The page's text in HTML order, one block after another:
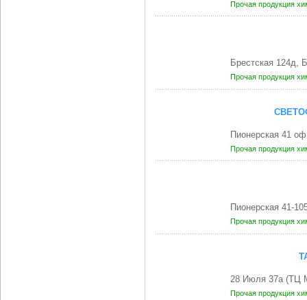
Прочая продукция
Брестская
Прочая продукция
Пионерская 41
Прочая продукция
Пионерская 41-
Прочая продукция
28 Июля 37а (ТЦ
Прочая продукция